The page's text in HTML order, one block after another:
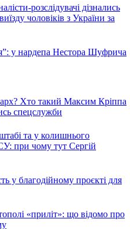
розслідувачі дізнались
чоловіків з України за
у нардепа Нестора Шуфрича
Хто такий Максим Кріппа
спецслужби
та у колишнього
при чому тут Сергій
у благодійному проєкті для
«приліт»: що відомо про